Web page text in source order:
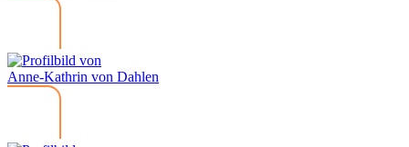
Anne-Kathrin von Dahlen